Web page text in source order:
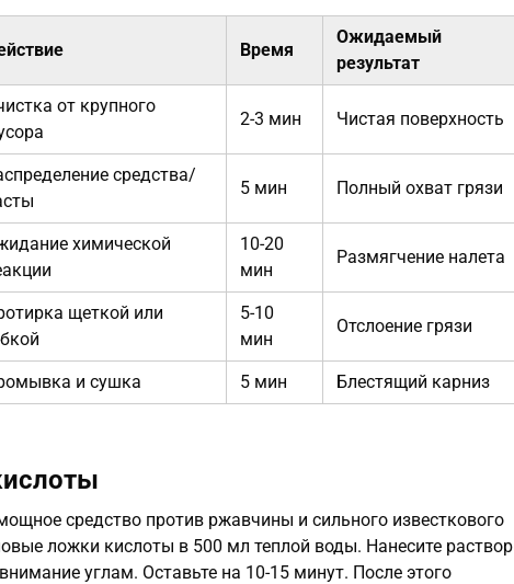
Время
Ожидаемый
результат
от крупного
2-3 мин Чистая поверхность
средства/
5 мин Полный охват грязи
химической
10-20
мин
Размягчение налета
щеткой или
5-10
мин
Отслоение грязи
и сушка 5 мин Блестящий карниз
средство против ржавчины и сильного известкового
ложки кислоты в 500 мл теплой воды. Нанесите раствор
углам. Оставьте на 10-15 минут. После этого